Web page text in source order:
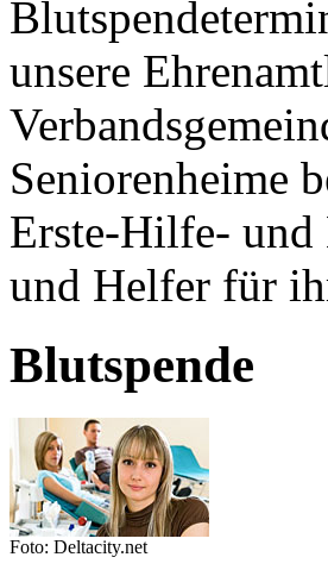
unsere
Seniorenheime
Erste-Hilfe- und
und Helfer für
Blutspende
Foto: Deltacity.net